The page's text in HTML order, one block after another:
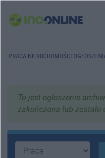
PRACA NIERUCHOMOŚCI
To jest ogłoszenie
zakończona lub zostało